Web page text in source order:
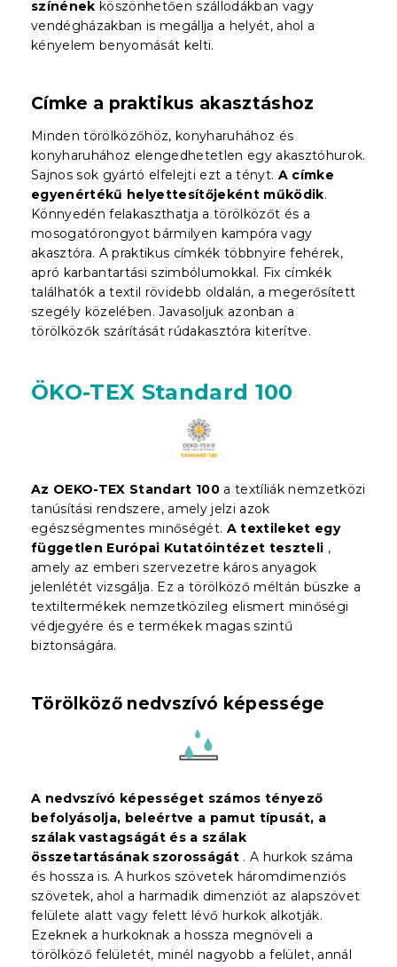
színének köszönhetően szállodákban vagy
vendégházakban is megállja a helyét, ahol a
kényelem benyomását kelti.
Címke a praktikus akasztáshoz
Minden törölközőhöz, konyharuhához és
konyharuhához elengedhetetlen egy akasztóhurok.
Sajnos sok gyártó elfelejti ezt a tényt. A címke
egyenértékű helyettesítőjeként működik.
Könnyedén felakaszthatja a törölközőt és a
mosogatórongyot bármilyen kampóra vagy
akasztóra. A praktikus címkék többnyire fehérek,
apró karbantartási szimbólumokkal. Fix címkék
találhatók a textil rövidebb oldalán, a megerősített
szegély közelében. Javasoljuk azonban a
törölközők szárítását rúdakasztóra kiterítve.
ÖKO-TEX Standard 100
Az OEKO-TEX Standart 100 a textíliák nemzetközi
tanúsítási rendszere, amely jelzi azok
egészségmentes minőségét. A textileket egy
független Európai Kutatóintézet teszteli ,
amely az emberi szervezetre káros anyagok
jelenlétét vizsgálja. Ez a törölköző méltán büszke a
textiltermékek nemzetközileg elismert minőségi
védjegyére és e termékek magas szintű
biztonságára.
Törölköző nedvszívó képessége
A nedvszívó képességet számos tényező
befolyásolja, beleértve a pamut típusát, a
szálak vastagságát és a szálak
összetartásának szorosságát . A hurkok száma
és hossza is. A hurkos szövetek háromdimenziós
szövetek, ahol a harmadik dimenziót az alapszövet
felülete alatt vagy felett lévő hurkok alkotják.
Ezeknek a hurkoknak a hossza megnöveli a
törölköző felületét, minél nagyobb a felület, annál